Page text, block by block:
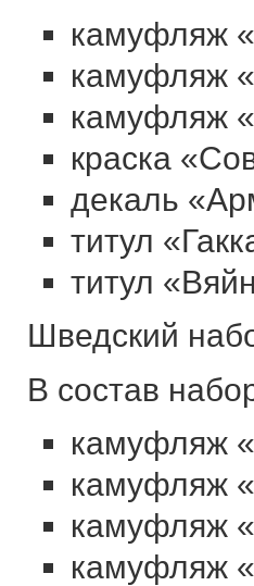
камуфляж
камуфляж
камуфляж
краска
декаль
титул
титул
Шведский
В состав
камуфляж
камуфляж
камуфляж
камуфляж